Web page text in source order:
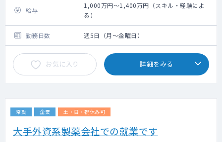
Evidence and Observational Research
(EOR) and leading HEOR team as a head
of HEOR.
Accountabilities Establish HEOR
organization and ensure the sufficient
HEOR study management capabilities and
capacity of the team members Hold the
ownership of the delivery of HEOR
the quality of the delivered evidence as per
collaborative relationships with medical
給与
1,000万円～1,400万円（スキル・経験によ
る）
勤務日数 週5日（月～金曜日）
お気に入り 詳細をみる
常勤 企業 土・日・祝休み可
大手外資系製薬会社での就業です